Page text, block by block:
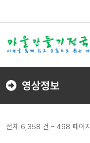
영상정보
전체 6,358 건 - 498 페이지